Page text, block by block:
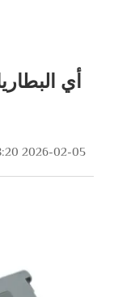
أي
2026-02-05 14:18:20